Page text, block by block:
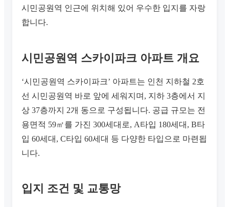
시민공원역 인근에 위치해 있어 우수한 입지를 자랑
합니다.
시민공원역 스카이파크 아파트 개요
‘시민공원역 스카이파크’ 아파트는 인천 지하철 2호
선 시민공원역 바로 앞에 세워지며, 지하 3층에서 지
상 37층까지 2개 동으로 구성됩니다. 공급 규모는 전
용면적 59㎡를 가진 300세대로, A타입 180세대, B타
입 60세대, C타입 60세대 등 다양한 타입으로 마련됩
니다.
입지 조건 및 교통망